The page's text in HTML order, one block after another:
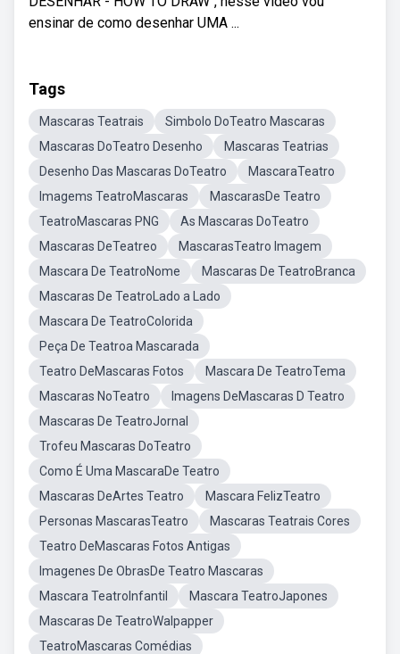
ensinar de como desenhar UMA ...
Tags
Mascaras Teatrais
Simbolo DoTeatro Mascaras
Mascaras DoTeatro Desenho
Mascaras Teatrias
Desenho Das Mascaras DoTeatro
MascaraTeatro
Imagems TeatroMascaras
MascarasDe Teatro
TeatroMascaras PNG
As Mascaras DoTeatro
Mascaras DeTeatreo
MascarasTeatro Imagem
Mascara De TeatroNome
Mascaras De TeatroBranca
Mascaras De TeatroLado a Lado
Mascara De TeatroColorida
Peça De Teatroa Mascarada
Teatro DeMascaras Fotos
Mascara De TeatroTema
Mascaras NoTeatro
Imagens DeMascaras D Teatro
Mascaras De TeatroJornal
Trofeu Mascaras DoTeatro
Como É Uma MascaraDe Teatro
Mascaras DeArtes Teatro
Mascara FelizTeatro
Personas MascarasTeatro
Mascaras Teatrais Cores
Teatro DeMascaras Fotos Antigas
Imagenes De ObrasDe Teatro Mascaras
Mascara TeatroInfantil
Mascara TeatroJapones
Mascaras De TeatroWalpapper
TeatroMascaras Comédias